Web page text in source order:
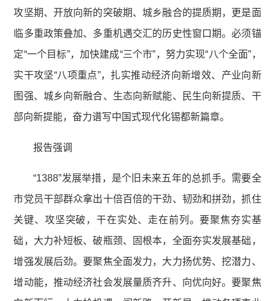
攻坚期、开放向新的突破期、城乡融合的提质期，更是面
临多重政策叠加、多重机遇交汇的历史性窗口期。必须锚
定“一个目标”，加快建成“三个市”，努力实现“八个全面”，
实干攻坚“八项重点”，扎实推动经济向新增效、产业向新
图强、城乡向新融合、生态向新赋能、民生向新提质、干
部向新提能，奋力谱写中国式现代化锡都新篇章。
报告强调
“1388”发展举措，是个旧未来五年的总抓手。需要全
市党员干部群众拿出十倍百倍的干劲、韧劲和拼劲，抓住
关键、攻坚突破，干在实处、走在前列。要聚焦夯实基
础，大力补短板、破瓶颈、固根本，全面夯实发展基础，
增强发展后劲。要聚焦全面发力，大力扬优势、挖潜力、
增动能，推动经济社会发展量质齐升、向优向好。要聚焦